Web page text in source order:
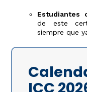
Estudiantes
de este
siempre que